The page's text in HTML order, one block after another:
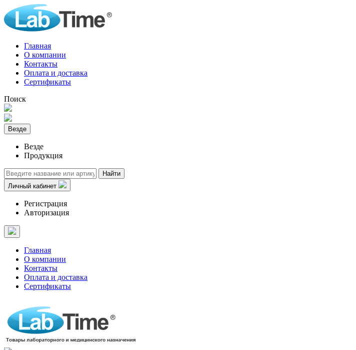
Главная
О компании
Контакты
Оплата и доставка
Сертификаты
Поиск
Везде
Везде
Продукция
Найти
Личный кабинет
Регистрация
Авторизация
Главная
О компании
Контакты
Оплата и доставка
Сертификаты